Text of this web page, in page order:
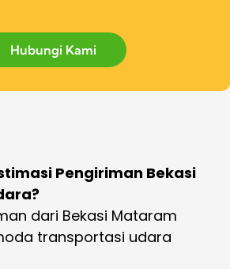
Hubungi Kami
Pengiriman Bekasi
dari Bekasi Mataram
transportasi udara